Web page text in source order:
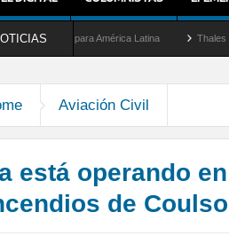
para América Latina Thales multiplica por
Aviación Civil
está operando
de